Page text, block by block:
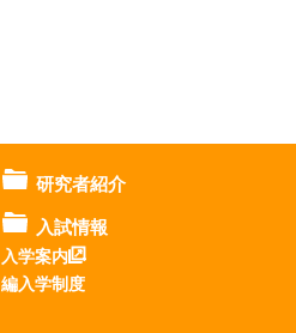
研究者紹介
入試情報
入学案内
編入学制度